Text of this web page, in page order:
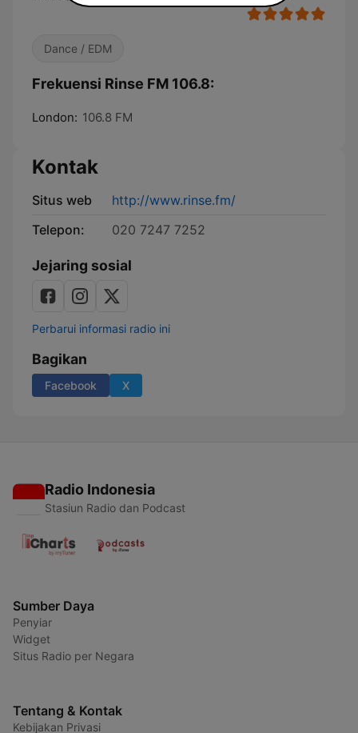
Dance / EDM
Frekuensi Rinse FM 106.8:
London: 106.8 FM
Kontak
Situs web
http://www.rinse.fm/
Telepon:
020 7247 7252
Jejaring sosial
Perbarui informasi radio ini
Bagikan
Facebook X
Radio Indonesia
Stasiun Radio dan Podcast
Sumber Daya
Penyiar
Widget
Situs Radio per Negara
Tentang & Kontak
Kebijakan Privasi